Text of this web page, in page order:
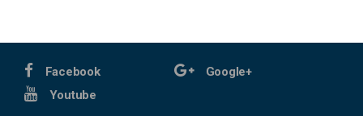
Facebook
Google+
Youtube